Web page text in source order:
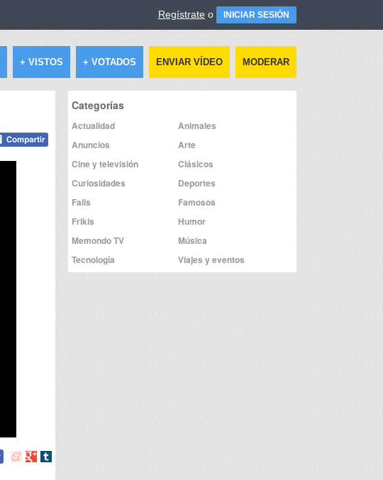
Regístrate o INICIAR SESIÓN
+ VISTOS + VOTADOS ENVIAR VÍDEO MODERAR
Compartir
Compartir
Compartir
Categorías
Actualidad
Animales
Anuncios
Arte
Cine y televisión
Clásicos
Curiosidades
Deportes
Fails
Famosos
Frikis
Humor
Memondo TV
Música
Tecnología
Viajes y eventos